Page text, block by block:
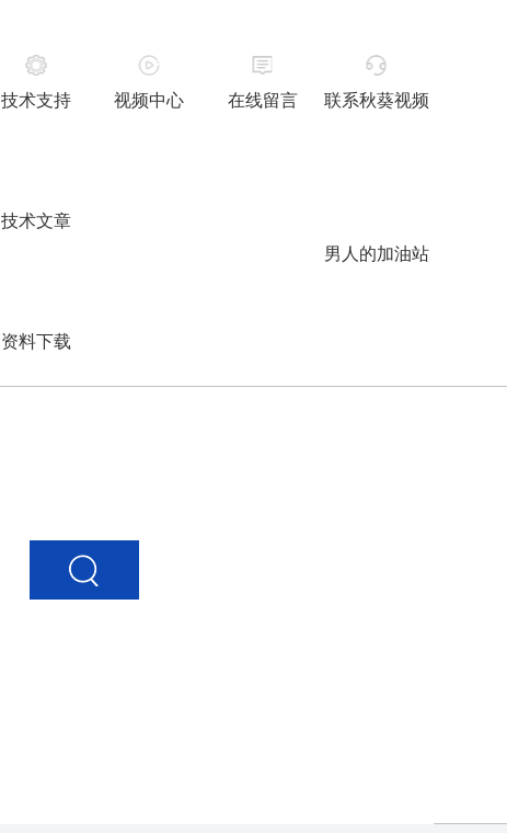
技术支持
技术文章
资料下载
视频中心 在线留言 联系秋葵视频
男人的加油站